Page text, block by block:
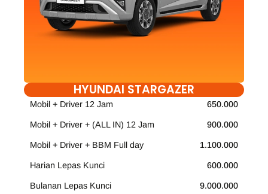
HYUNDAI STARGAZER
Mobil + Driver 12 Jam 650.000
Mobil + Driver + (ALL IN) 12 Jam 900.000
Mobil + Driver + BBM Full day 1.100.000
Harian Lepas Kunci 600.000
Bulanan Lepas Kunci 9.000.000